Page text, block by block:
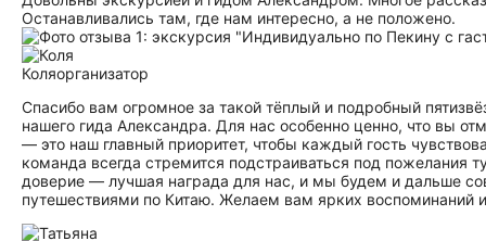
Останавливались там, где нам интересно, а не положено.
Коляорганизатор
Спасибо вам огромное за такой тёплый и подробный
нашего гида Александра. Для нас особенно ценно, что вы
— это наш главный приоритет, чтобы каждый гость
команда всегда стремится подстраиваться под
доверие — лучшая награда для нас, и мы будем и дальше
путешествиями по Китаю. Желаем вам ярких воспоминаний